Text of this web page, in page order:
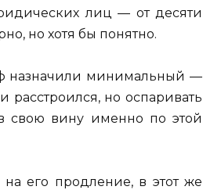
лиц — от десяти
но хотя бы понятно.
назначили минимальный —
но оспаривать
свою вину именно по этой
его продление, в этот же